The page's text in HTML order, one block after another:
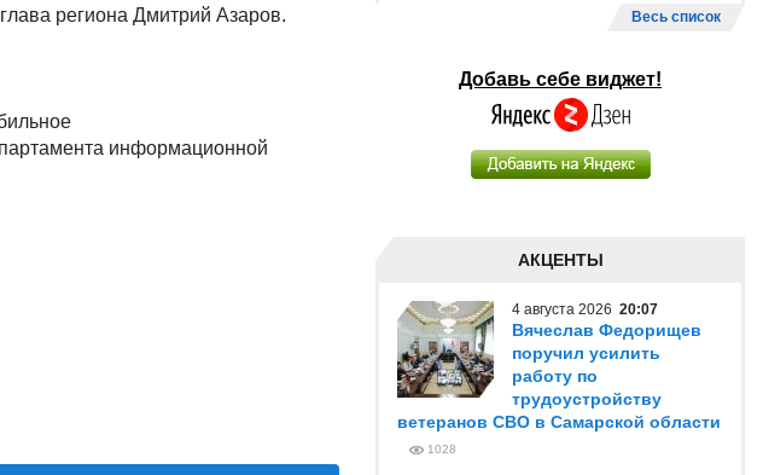
региона Дмитрий Азаров.
информационной
Весь список
Добавь себе виджет!
АКЦЕНТЫ
4 августа 2026 20:07
Вячеслав Федорищев
поручил усилить
работу по
трудоустройству
ветеранов СВО в Самарской области
1028